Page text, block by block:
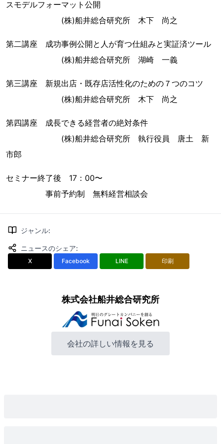
スモデルフォーマット公開
(株)船井総合研究所 木下 尚之
第二講座 成功事例公開と人が育つ仕組みと実証済ツール
(株)船井総合研究所 湖崎 一義
第三講座 新規出店・既存店活性化のための７つのコツ
(株)船井総合研究所 木下 尚之
第四講座 成長できる経営者の絶対条件
(株)船井総合研究所 執行役員 唐土 新
市郎
セミナー終了後 17：00〜
事前予約制 無料経営相談会
ジャンル:
ニュースのシェア:
X Facebook LINE 印刷
株式会社船井総合研究所
会社の詳しい情報を見る